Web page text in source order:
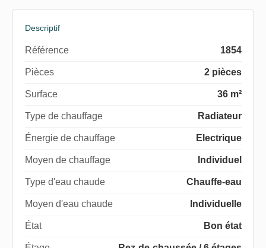
Descriptif
Référence 1854
Pièces 2 pièces
Surface 36 m²
Type de chauffage Radiateur
Énergie de chauffage Electrique
Moyen de chauffage Individuel
Type d'eau chaude Chauffe-eau
Moyen d'eau chaude Individuelle
État Bon état